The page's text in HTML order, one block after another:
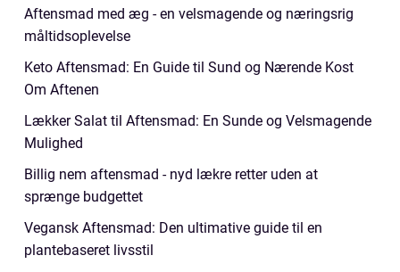
Aftensmad med æg - en velsmagende og næringsrig
måltidsoplevelse
Keto Aftensmad: En Guide til Sund og Nærende Kost
Om Aftenen
Lækker Salat til Aftensmad: En Sunde og Velsmagende
Mulighed
Billig nem aftensmad - nyd lækre retter uden at
sprænge budgettet
Vegansk Aftensmad: Den ultimative guide til en
plantebaseret livsstil